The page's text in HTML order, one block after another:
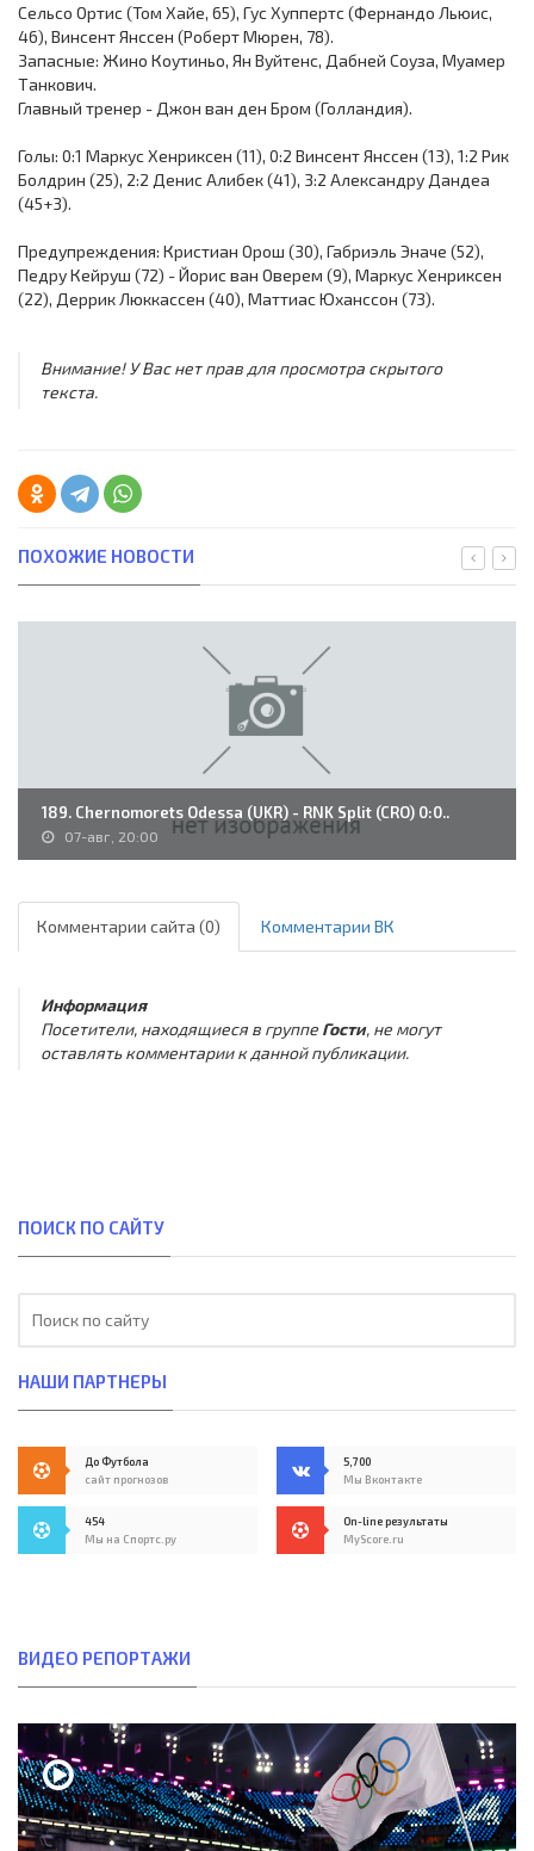
Сельсо Ортис (Том Хайе, 65), Гус Хуппертс (Фернандо Льюис,
46), Винсент Янссен (Роберт Мюрен, 78).
Запасные: Жино Коутиньо, Ян Вуйтенс, Дабней Соуза, Муамер
Танкович.
Главный тренер - Джон ван ден Бром (Голландия).
Голы: 0:1 Маркус Хенриксен (11), 0:2 Винсент Янссен (13), 1:2 Рик
Болдрин (25), 2:2 Денис Алибек (41), 3:2 Александру Дандеа
(45+3).
Предупреждения: Кристиан Орош (30), Габриэль Эначе (52),
Педру Кейруш (72) - Йорис ван Оверем (9), Маркус Хенриксен
(22), Деррик Люккассен (40), Маттиас Юханссон (73).
Внимание! У Вас нет прав для просмотра скрытого
текста.
ПОХОЖИЕ НОВОСТИ
189. Chernomorets Odessa (UKR) - RNK Split (CRO) 0:0..
07-авг, 20:00
Комментарии сайта (0) Комментарии ВК
Информация
Посетители, находящиеся в группе Гости, не могут
оставлять комментарии к данной публикации.
ПОИСК ПО САЙТУ
НАШИ ПАРТНЕРЫ
До Футбола
сайт прогнозов
5,700
Мы Вконтакте
454
Мы на Спортс.ру
On-line результаты
MyScore.ru
ВИДЕО РЕПОРТАЖИ